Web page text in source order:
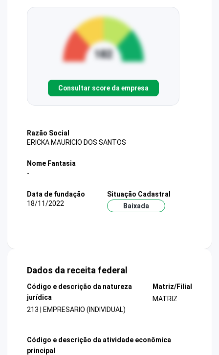
Consultar score da empresa
Razão Social
ERICKA MAURICIO DOS SANTOS
Nome Fantasia
-
Data de fundação
18/11/2022
Situação Cadastral
Baixada
Dados da receita federal
Código e descrição da natureza
jurídica
213 | EMPRESARIO (INDIVIDUAL)
Matriz/Filial
MATRIZ
Código e descrição da atividade econômica
principal